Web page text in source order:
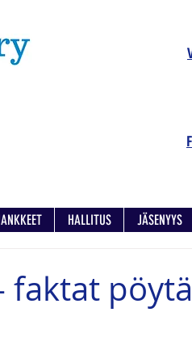
HALLITUS JÄSENYYS
faktat